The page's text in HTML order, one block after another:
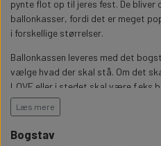
pynte flot op til jeres fest. De
ballonkasser, fordi det er meget
i forskellige størrelser.
Ballonkassen leveres med det
vælge hvad der skal stå. Om det
LOVE eller i stedet skal være f.eks
initialer og et hjerte.
ballonkassen og sætte bogstavet
Læs mere
Bogstav